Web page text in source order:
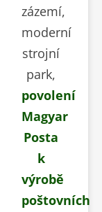
zázemí,
moderní
strojní
park,
povolení
Magyar
Posta
k
výrobě
poštovních